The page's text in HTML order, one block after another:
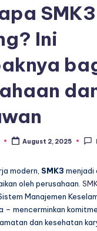
SMK3
Ini
August 2, 2025
modern, SMK3 menjadi
oleh perusahaan.
Manajemen
– mencerminkan
dan kesehatan